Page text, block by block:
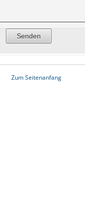
Zum Seitenanfang